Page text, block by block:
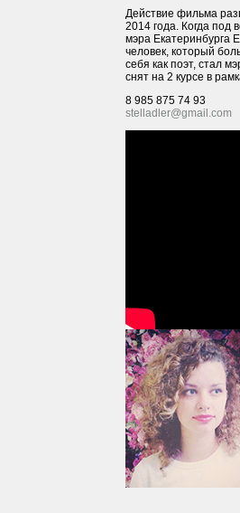
Действие фильма
2014 года. Когда
мэра Екатеринбурга
человек, который
себя как поэт, стал
снят на 2 курсе в
8 985 875 74 93
stelladler@gmail.com